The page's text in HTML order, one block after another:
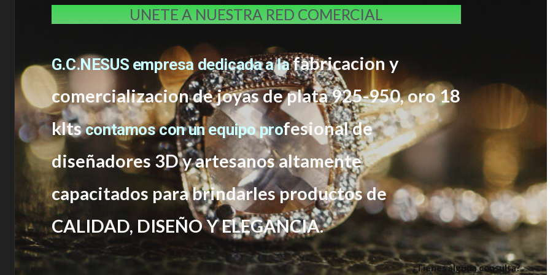
UNETE A NUESTRA RED COMERCIAL
G.C.NESUS empresa dedicada a lafabricacion y
comercializacion de joyas de plata 925-950, oro 18
kltscontamos con un equipo profesional de
diseñadores 3D y artesanos altamente
capacitados para brindarles productos de
CALIDAD, DISEÑO Y ELEGANCIA.